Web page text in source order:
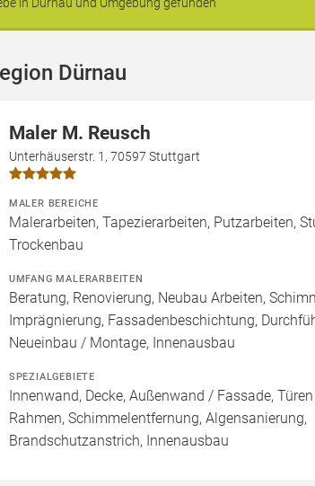
Dürnau
Maler M. Reusch
Unterhäuserstr. 1, 70597 Stuttgart
MALER BEREICHE
Malerarbeiten, Tapezierarbeiten, Putzarbeiten,
Trockenbau
UMFANG MALERARBEITEN
Beratung, Renovierung, Neubau Arbeiten,
Imprägnierung, Fassadenbeschichtung,
Neueinbau / Montage, Innenausbau
SPEZIALGEBIETE
Innenwand, Decke, Außenwand / Fassade,
Rahmen, Schimmelentfernung, Algensanierung,
Brandschutzanstrich, Innenausbau